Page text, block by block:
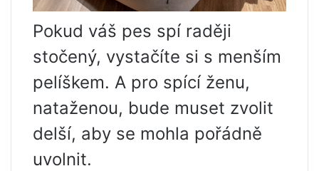
Pokud váš pes spí raději
stočený, vystačíte si s menším
pelíškem. A pro spící ženu,
nataženou, bude muset zvolit
delší, aby se mohla pořádně
uvolnit.